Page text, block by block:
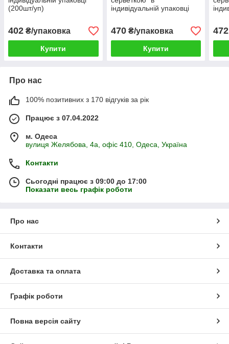
(200шт/уп)
402 ₴/упаковка
Купити
індивідуальній упаковці
470₴/упаковка
Купити
472
Про нас
100% позитивних з 170 відгуків за рік
Працює з 07.04.2022
м. Одеса
вулиця Желябова, 4а, офіс 410, Одеса, Україна
Контакти
Сьогодні працює з 09:00 до 17:00
Показати весь графік роботи
Про нас
Контакти
Доставка та оплата
Графік роботи
Повна версія сайту